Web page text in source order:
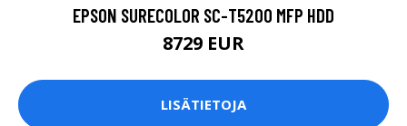
EPSON SURECOLOR SC-T5200 MFP HDD
8729 EUR
LISÄTIETOJA